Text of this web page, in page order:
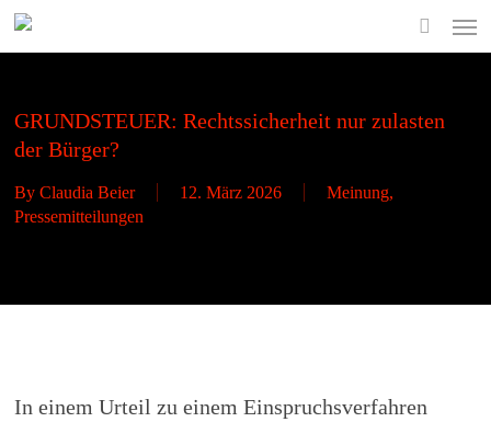
Skip
main
search
GRUNDSTEUER: Rechtssicherheit nur zulasten
der Bürger?
By Claudia Beier 12. März 2026 Meinung,
Pressemitteilungen
In einem Urteil zu einem Einspruchsverfahren